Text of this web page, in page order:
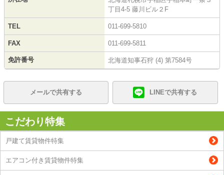
丁目4-5 藤川ビル２F
TEL 011-699-5810
FAX 011-699-5811
免許番号 北海道知事石狩 (4) 第7584号
メールで共有する LINEで共有する
こだわり特集
戸建て賃貸物件特集
エアコン付き賃貸物件特集